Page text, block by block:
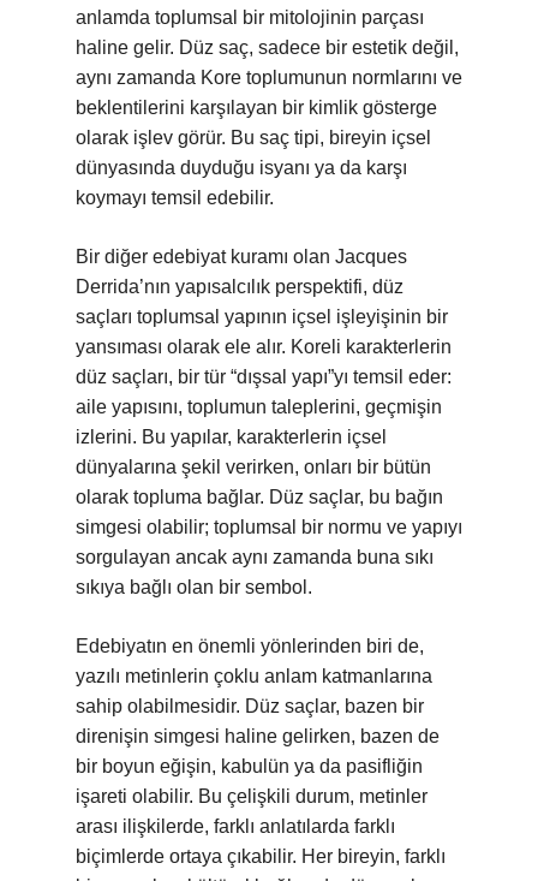
anlamda toplumsal bir mitolojinin parçası
haline gelir. Düz saç, sadece bir estetik değil,
aynı zamanda Kore toplumunun normlarını ve
beklentilerini karşılayan bir kimlik gösterge
olarak işlev görür. Bu saç tipi, bireyin içsel
dünyasında duyduğu isyanı ya da karşı
koymayı temsil edebilir.
Bir diğer edebiyat kuramı olan Jacques
Derrida’nın yapısalcılık perspektifi, düz
saçları toplumsal yapının içsel işleyişinin bir
yansıması olarak ele alır. Koreli karakterlerin
düz saçları, bir tür “dışsal yapı”yı temsil eder:
aile yapısını, toplumun taleplerini, geçmişin
izlerini. Bu yapılar, karakterlerin içsel
dünyalarına şekil verirken, onları bir bütün
olarak topluma bağlar. Düz saçlar, bu bağın
simgesi olabilir; toplumsal bir normu ve yapıyı
sorgulayan ancak aynı zamanda buna sıkı
sıkıya bağlı olan bir sembol.
Edebiyatın en önemli yönlerinden biri de,
yazılı metinlerin çoklu anlam katmanlarına
sahip olabilmesidir. Düz saçlar, bazen bir
direnişin simgesi haline gelirken, bazen de
bir boyun eğişin, kabulün ya da pasifliğin
işareti olabilir. Bu çelişkili durum, metinler
arası ilişkilerde, farklı anlatılarda farklı
biçimlerde ortaya çıkabilir. Her bireyin, farklı